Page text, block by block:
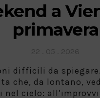
a
primavera
difficili da
che, da lontano,
nel cielo: